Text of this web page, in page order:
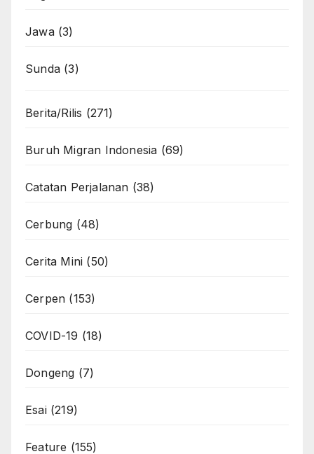
Jawa(3)
Sunda (3)
Berita/Rilis (271)
Buruh Migran Indonesia (69)
Catatan Perjalanan (38)
Cerbung (48)
Cerita Mini (50)
Cerpen (153)
COVID-19 (18)
Dongeng (7)
Esai(219)
Feature (155)